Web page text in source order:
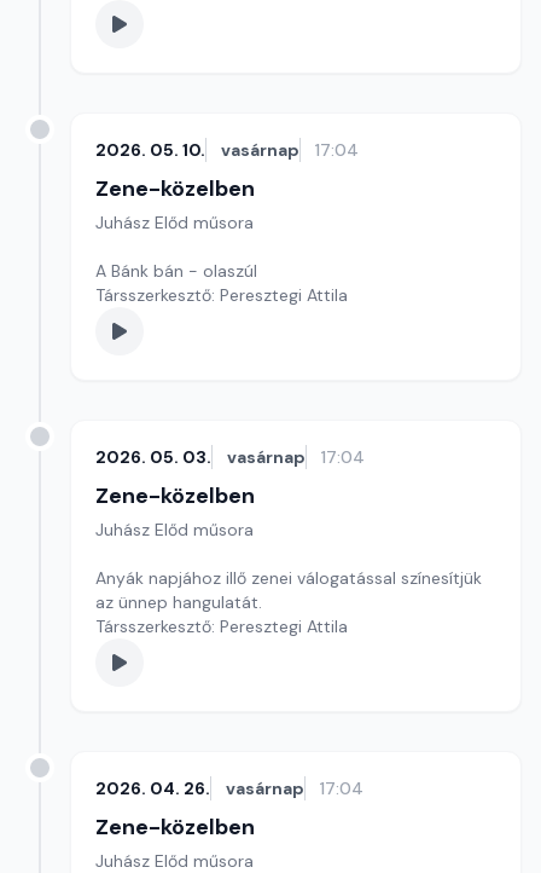
2026. 05. 10. vasárnap 17:04
Zene-közelben
Juhász Előd műsora
A Bánk bán - olaszúl
Társszerkesztő: Peresztegi Attila
2026. 05. 03. vasárnap 17:04
Zene-közelben
Juhász Előd műsora
Anyák napjához illő zenei válogatással színesítjük
az ünnep hangulatát.
Társszerkesztő: Peresztegi Attila
2026. 04. 26. vasárnap 17:04
Zene-közelben
Juhász Előd műsora